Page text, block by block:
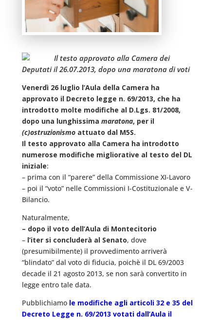
Il testo approvato alla Camera dei
Deputati il 26.07.2013, dopo una maratona di voti
Venerdì 26 luglio l’Aula della Camera ha
approvato il Decreto legge n. 69/2013, che ha
introdotto molte modifiche al D.Lgs. 81/2008,
dopo una lunghissima maratona, per il
(c)ostruzionismoattuato dal M5S.
Il testo approvato alla Camera ha introdotto
numerose modifiche migliorative al testo del DL
iniziale:
– prima con il “parere” della Commissione XI-Lavoro
– poi il “voto” nelle Commissioni I-Costituzionale e V-
Bilancio.
Naturalmente,
– dopo il voto dell’Aula di Montecitorio
– l’iter si concluderà al Senato, dove
(presumibilmente) il provvedimento arriverà
“blindato” dal voto di fiducia, poichè il DL 69/2003
decade il 21 agosto 2013, se non sarà convertito in
legge entro tale data.
Pubblichiamo le modifiche agli articoli 32 e 35 del
Decreto Legge n. 69/2013 votati dall’Aula il